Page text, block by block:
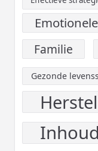
Familie
Gezonde
Herstel